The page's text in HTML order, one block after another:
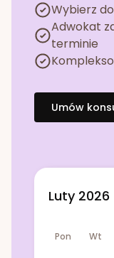
Wybierz
Adwokat
terminie
Umów
Luty 2026
Pon Wt